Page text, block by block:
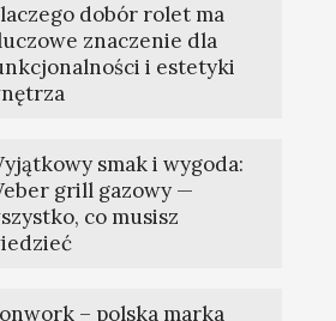
dobór rolet ma
znaczenie dla
i estetyki
smak i wygoda:
grill gazowy —
co musisz
– polska marka